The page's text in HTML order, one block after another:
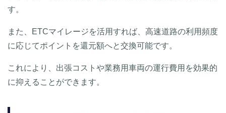
す。
また、ETCマイレージを活用すれば、高速道路の利用頻度
に応じてポイントを還元額へと交換可能です。
これにより、出張コストや業務用車両の運行費用を効果的
に抑えることができます。